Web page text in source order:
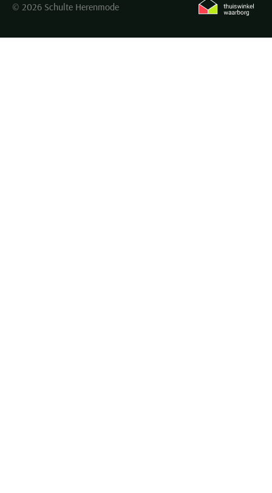
© 2026 Schulte Herenmode